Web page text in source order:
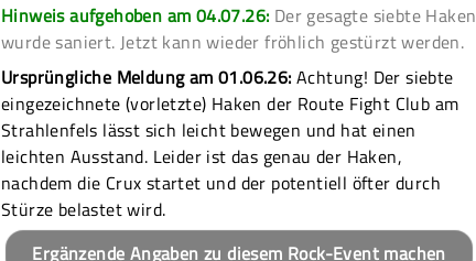
Hinweis aufgehoben am 04.07.26: Der gesagte siebte Haken
wurde saniert. Jetzt kann wieder fröhlich gestürzt werden.
Ursprüngliche Meldung am 01.06.26:Achtung! Der siebte
eingezeichnete (vorletzte) Haken der Route Fight Club am
Strahlenfels lässt sich leicht bewegen und hat einen
leichten Ausstand. Leider ist das genau der Haken,
nachdem die Crux startet und der potentiell öfter durch
Stürze belastet wird.
Ergänzende Angaben zu diesem Rock-Event machen